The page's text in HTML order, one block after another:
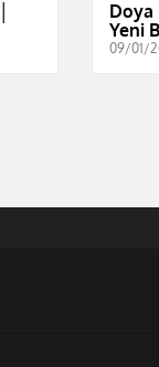
Doya
Yeni
09/01/